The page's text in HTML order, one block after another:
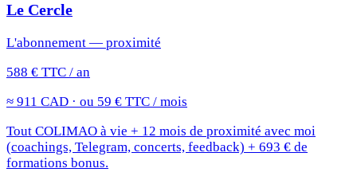
Le Cercle
L'abonnement — proximité
588 € TTC / an
≈ 911 CAD · ou 59 € TTC / mois
Tout COLIMAO à vie + 12 mois de proximité avec moi
(coachings, Telegram, concerts, feedback) + 693 € de
formations bonus.